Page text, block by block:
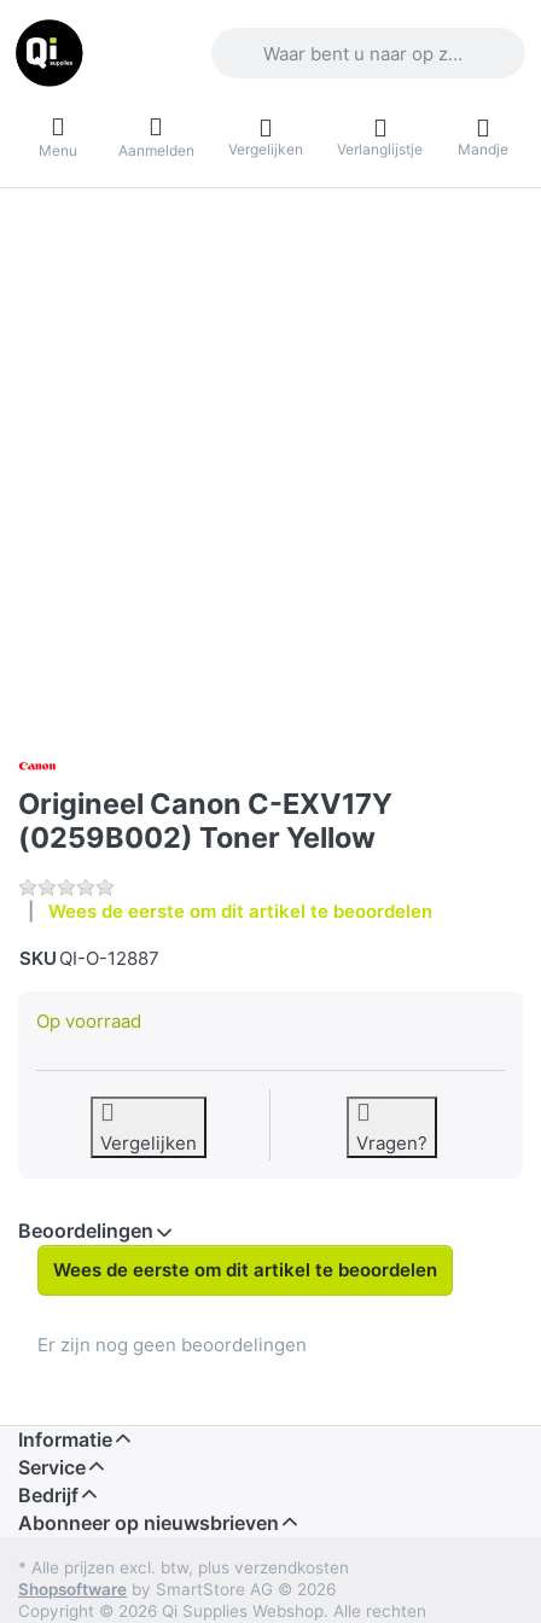
Menu Aanmelden Vergelijken Verlanglijstje Mandje
Origineel Canon C-EXV17Y
(0259B002) Toner Yellow
Wees de eerste om dit artikel te beoordelen
SKU QI-O-12887
Op voorraad
Vergelijken Vragen?
Beoordelingen
Wees de eerste om dit artikel te beoordelen
Er zijn nog geen beoordelingen
Informatie
Service
Bedrijf
Abonneer op nieuwsbrieven
* Alle prijzen excl. btw, plus verzendkosten
Shopsoftware by SmartStore AG © 2026
Copyright © 2026 Qi Supplies Webshop. Alle rechten